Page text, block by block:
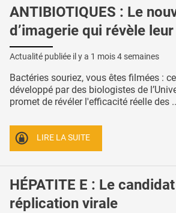
ANTIBIOTIQUES : Le
d’imagerie qui révèle
Actualité publiée il y a 1 mois 4 semaines
Bactéries souriez, vous êtes filmées :
développé par des biologistes de
promet de révéler l'efficacité réelle des
LIRE LA SUITE
HÉPATITE E : Le
réplication virale